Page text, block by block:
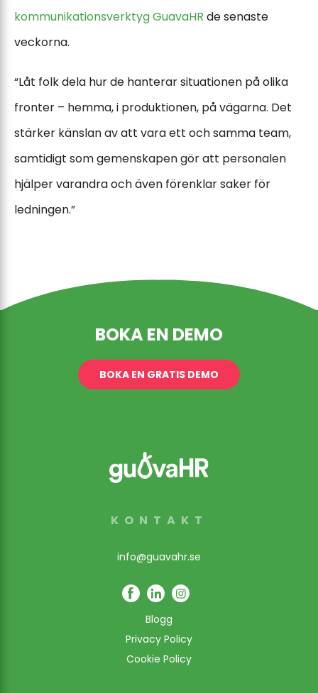
kommunikationsverktyg GuavaHR de senaste
veckorna.
“Låt folk dela hur de hanterar situationen på olika
fronter – hemma, i produktionen, på vägarna. Det
stärker känslan av att vara ett och samma team,
samtidigt som gemenskapen gör att personalen
hjälper varandra och även förenklar saker för
ledningen.”
BOKA EN DEMO
BOKA EN GRATIS DEMO
KONTAKT
info@guavahr.se
Blogg
Privacy Policy
Cookie Policy